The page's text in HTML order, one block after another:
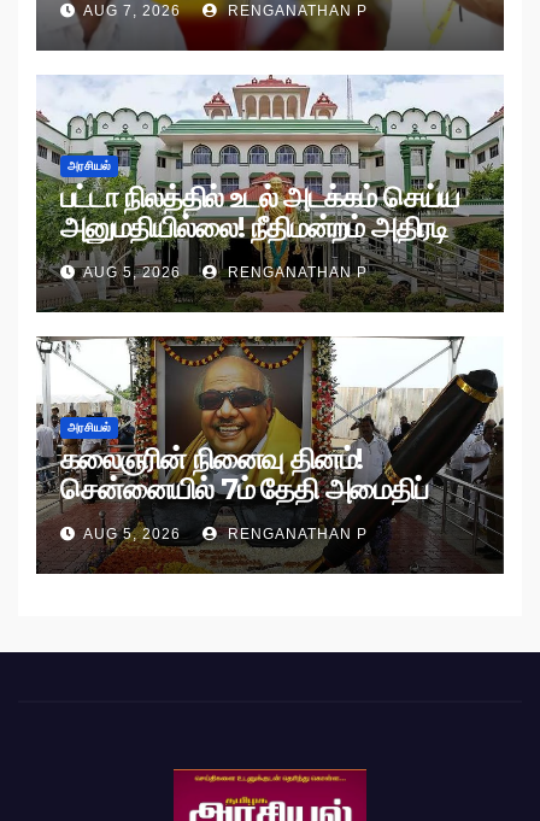
AUG 7, 2026 RENGANATHAN P
அரசியல்
பட்டா நிலத்தில் உடல் அடக்கம் செய்ய
அனுமதியில்லை! நீதிமன்றம் அதிரடி
உத்தரவு!
AUG 5, 2026 RENGANATHAN P
அரசியல்
கலைஞரின் நினைவு தினம்!
சென்னையில் 7ம் தேதி அமைதிப்
பேரணி!
AUG 5, 2026 RENGANATHAN P